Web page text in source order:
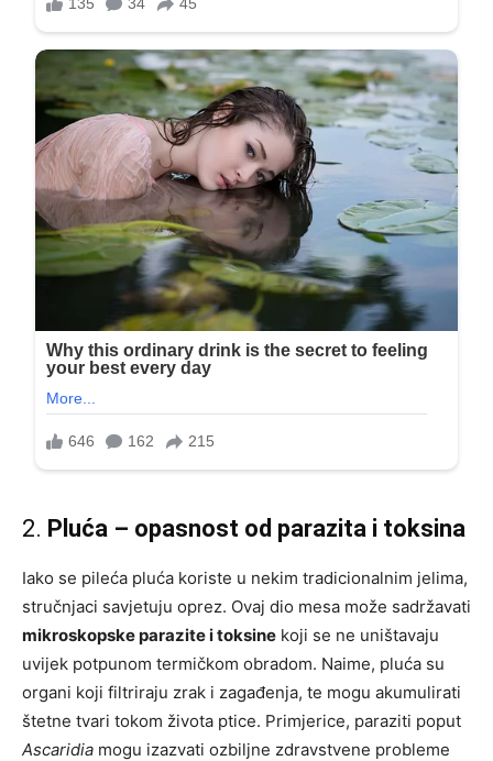
2. Pluća – opasnost od parazita i toksina
Iako se pileća pluća koriste u nekim tradicionalnim jelima,
stručnjaci savjetuju oprez. Ovaj dio mesa može sadržavati
mikroskopske parazite i toksine koji se ne uništavaju
uvijek potpunom termičkom obradom. Naime, pluća su
organi koji filtriraju zrak i zagađenja, te mogu akumulirati
štetne tvari tokom života ptice. Primjerice, paraziti poput
Ascaridia mogu izazvati ozbiljne zdravstvene probleme